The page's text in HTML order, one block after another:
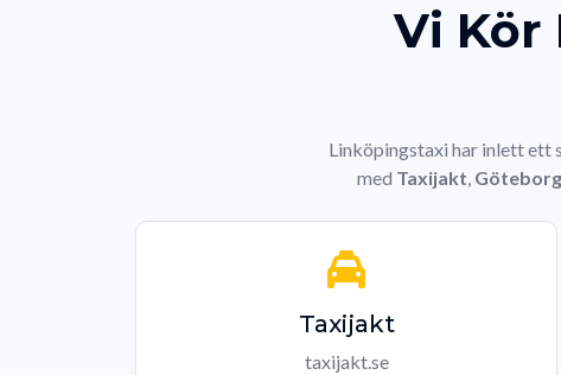
Vi Kör
Linköpingstaxi har inlett ett
med Taxijakt,
Taxijakt
taxijakt.se